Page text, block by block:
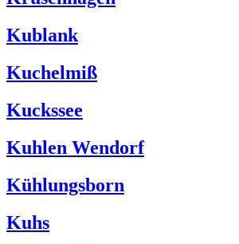
Kublank
Kuchelmiß
Kuckssee
Kuhlen Wendorf
Kühlungsborn
Kuhs